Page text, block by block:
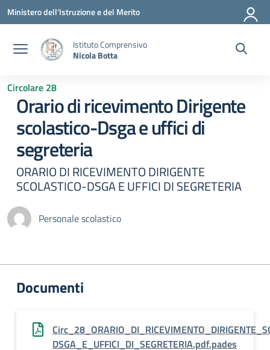
Vai ai contenuti
Vai al menu di navigazione
Vai al footer
Ministero dell'Istruzione e del Merito
Istituto Comprensivo
Nicola Botta
Circolare 28
Orario di ricevimento Dirigente
scolastico-Dsga e uffici di
segreteria
ORARIO DI RICEVIMENTO DIRIGENTE
SCOLASTICO-DSGA E UFFICI DI SEGRETERIA
Personale scolastico
Documenti
DSGA_E_UFFICI_DI_SEGRETERIA.pdf.pades